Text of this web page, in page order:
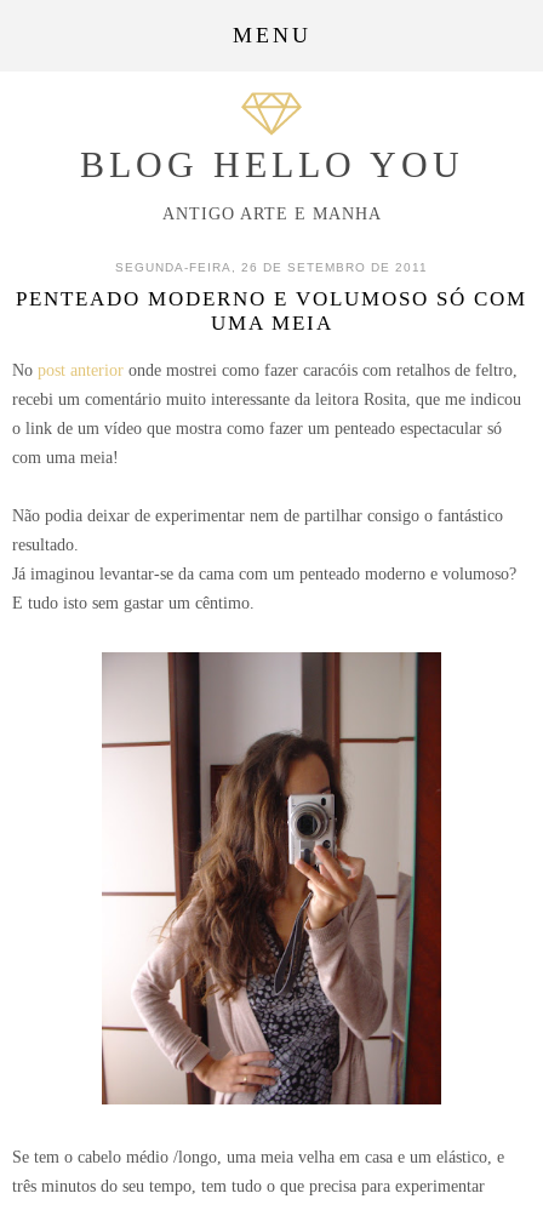
MENU
BLOG HELLO YOU
ANTIGO ARTE E MANHA
SEGUNDA-FEIRA, 26 DE SETEMBRO DE 2011
PENTEADO MODERNO E VOLUMOSO SÓ COM
UMA MEIA
No post anterior onde mostrei como fazer caracóis com retalhos de feltro,
recebi um comentário muito interessante da leitora Rosita, que me indicou
o link de um vídeo que mostra como fazer um penteado espectacular só
com uma meia!
Não podia deixar de experimentar nem de partilhar consigo o fantástico
resultado.
Já imaginou levantar-se da cama com um penteado moderno e volumoso?
E tudo isto sem gastar um cêntimo.
Se tem o cabelo médio /longo, uma meia velha em casa e um elástico, e
três minutos do seu tempo, tem tudo o que precisa para experimentar